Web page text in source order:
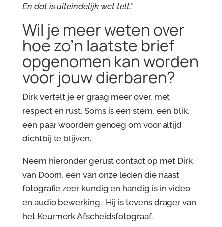
En dat is uiteindelijk wat telt.”
Wil je meer weten over
hoe zo’n laatste brief
opgenomen kan worden
voor jouw dierbaren?
Dirk vertelt je er graag meer over, met
respect en rust. Soms is een stem, een blik,
een paar woorden genoeg om voor altijd
dichtbij te blijven.
Neem hieronder gerust contact op met Dirk
van Doorn, een van onze leden die naast
fotografie zeer kundig en handig is in video
en audio bewerking. Hij is tevens drager van
het Keurmerk Afscheidsfotograaf.